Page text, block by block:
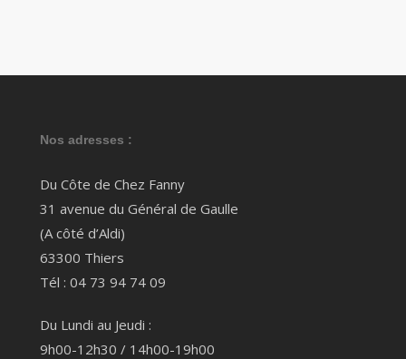
Nos adresses :
Du Côte de Chez Fanny
31 avenue du Général de Gaulle
(A côté d’Aldi)
63300 Thiers
Tél : 04 73 94 74 09
Du Lundi au Jeudi :
9h00-12h30 / 14h00-19h00